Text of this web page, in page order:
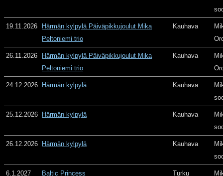
19.11.2026
Härmän kylpylä Päiväpikkujoulut Mika
Peltoniemi trio
Kauhava
26.11.2026
Härmän kylpylä Päiväpikkujoulut Mika
Peltoniemi trio
Kauhava
24.12.2026 Härmän kylpylä Kauhava
25.12.2026 Härmän kylpylä Kauhava
26.12.2026 Härmän kylpylä Kauhava
6.1.2027 Baltic Princess Turku